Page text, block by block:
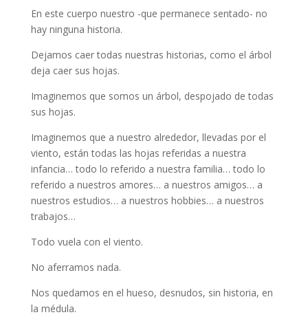
En este cuerpo nuestro -que permanece sentado- no
hay ninguna historia.
Dejamos caer todas nuestras historias, como el árbol
deja caer sus hojas.
Imaginemos que somos un árbol, despojado de todas
sus hojas.
Imaginemos que a nuestro alrededor, llevadas por el
viento, están todas las hojas referidas a nuestra
infancia… todo lo referido a nuestra familia… todo lo
referido a nuestros amores… a nuestros amigos… a
nuestros estudios… a nuestros hobbies… a nuestros
trabajos…
Todo vuela con el viento.
No aferramos nada.
Nos quedamos en el hueso, desnudos, sin historia, en
la médula.